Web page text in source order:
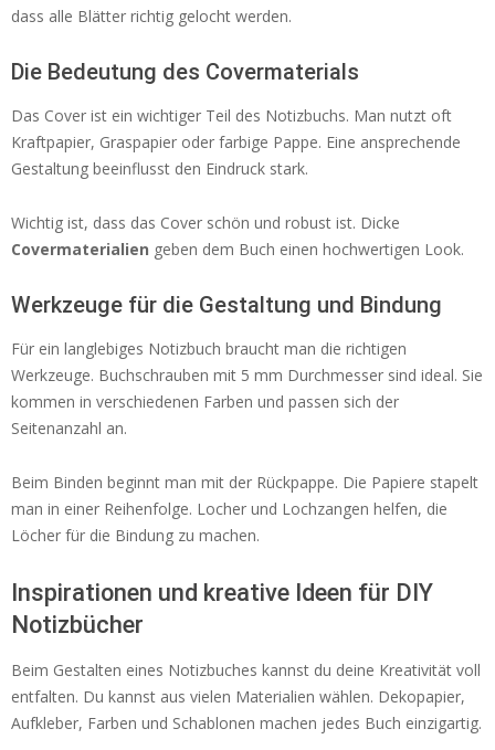
dass alle Blätter richtig gelocht werden.
Die Bedeutung des Covermaterials
Das Cover ist ein wichtiger Teil des Notizbuchs. Man nutzt oft
Kraftpapier, Graspapier oder farbige Pappe. Eine ansprechende
Gestaltung beeinflusst den Eindruck stark.
Wichtig ist, dass das Cover schön und robust ist. Dicke
Covermaterialien geben dem Buch einen hochwertigen Look.
Werkzeuge für die Gestaltung und Bindung
Für ein langlebiges Notizbuch braucht man die richtigen
Werkzeuge. Buchschrauben mit 5 mm Durchmesser sind ideal. Sie
kommen in verschiedenen Farben und passen sich der
Seitenanzahl an.
Beim Binden beginnt man mit der Rückpappe. Die Papiere stapelt
man in einer Reihenfolge. Locher und Lochzangen helfen, die
Löcher für die Bindung zu machen.
Inspirationen und kreative Ideen für DIY
Notizbücher
Beim Gestalten eines Notizbuches kannst du deine Kreativität voll
entfalten. Du kannst aus vielen Materialien wählen. Dekopapier,
Aufkleber, Farben und Schablonen machen jedes Buch einzigartig.